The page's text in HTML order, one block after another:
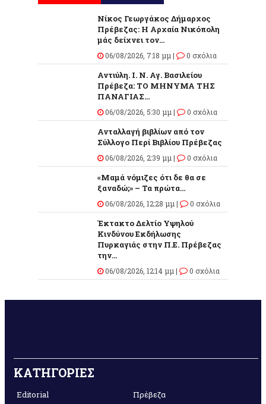
Νίκος Γεωργάκος Δήμαρχος
Πρέβεζας: Η Αρχαία Νικόπολη
μάς δείχνει τον...
06/08/2026, 7:18 μμ | 0 σχόλια
Αντιύλη. Ι. Ν. Αγ. Βασιλείου
Πρέβεζα: ΤΟ ΜΗΝΥΜΑ ΤΗΣ
ΠΑΝΑΓΙΑΣ...
06/08/2026, 5:30 μμ | 0 σχόλια
Ανταλλαγή βιβλίων από τον
Σύλλογο Περί Βιβλίου Πρέβεζας
06/08/2026, 2:39 μμ | 0 σχόλια
«Μαμά νόμιζες ότι δε θα σε
ξαναδώ;» – Τα πρώτα...
06/08/2026, 12:28 μμ | 0 σχόλια
Έκτακτο Δελτίο Υψηλού
Κινδύνου Εκδήλωσης
Πυρκαγιάς στην Π.Ε. Πρέβεζας
την...
06/08/2026, 12:14 μμ | 0 σχόλια
ΚΑΤΗΓΟΡΙΕΣ
Editorial
Πρέβεζα